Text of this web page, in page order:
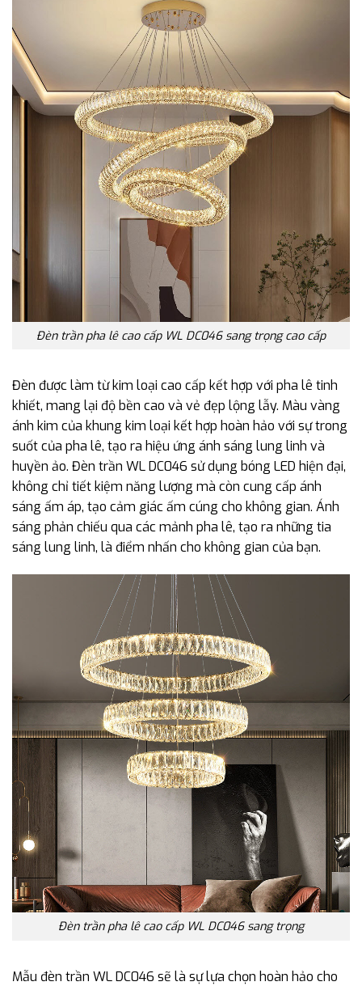
Đèn trần pha lê cao cấp WL DC046 sang trọng cao cấp
Đèn được làm từ kim loại cao cấp kết hợp với pha lê tinh
khiết, mang lại độ bền cao và vẻ đẹp lộng lẫy. Màu vàng
ánh kim của khung kim loại kết hợp hoàn hảo với sự trong
suốt của pha lê, tạo ra hiệu ứng ánh sáng lung linh và
huyền ảo. Đèn trần WL DC046 sử dụng bóng LED hiện đại,
không chỉ tiết kiệm năng lượng mà còn cung cấp ánh
sáng ấm áp, tạo cảm giác ấm cúng cho không gian. Ánh
sáng phản chiếu qua các mảnh pha lê, tạo ra những tia
sáng lung linh, là điểm nhấn cho không gian của bạn.
Đèn trần pha lê cao cấp WL DC046 sang trọng
Mẫu đèn trần WL DC046 sẽ là sự lựa chọn hoàn hảo cho